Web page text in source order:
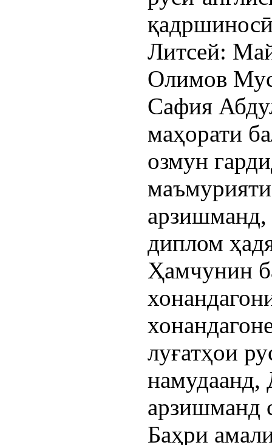
Литсей:
Олимов
Сафия
маҳорати
озмун
диплом
Ҳамчунин
луғатҳои
арзишманд
Баҳри